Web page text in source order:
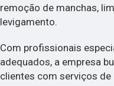
remoção de manchas,
levigamento.
Com profissionais
adequados, a empresa
clientes com serviços de